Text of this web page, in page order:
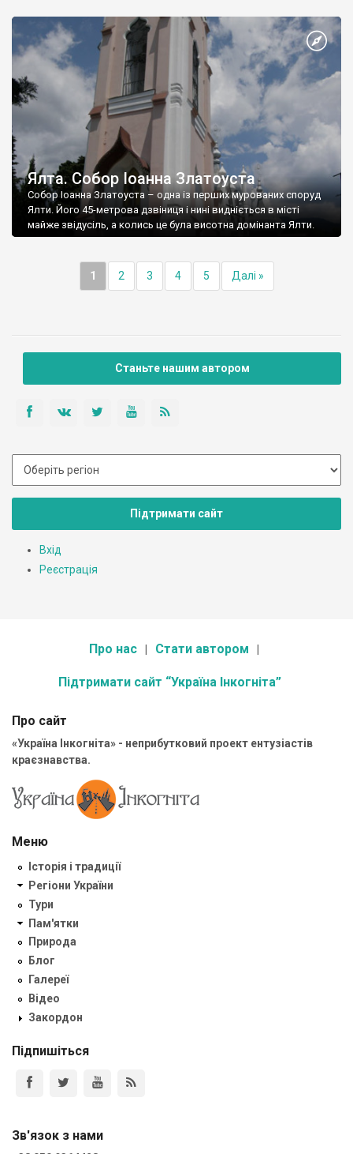
Ялта. Собор Іоанна Златоуста
Собор Іоанна Златоуста – одна із перших мурованих споруд
Ялти. Його 45-метрова дзвіниця і нині видніється в місті
майже звідусіль, а колись це була висотна домінанта Ялти.
1 2 3 4 5 Далі »
Станьте нашим автором
Підтримати сайт
Вхід
Реєстрація
Про нас Стати автором
Підтримати сайт “Україна Інкогніта”
Про сайт
«Україна Інкогніта» - неприбутковий проект ентузіастів
краєзнавства.
Меню
Історія і традиції
Регіони України
Тури
Пам'ятки
Природа
Блог
Галереї
Відео
Закордон
Підпишіться
Зв'язок з нами